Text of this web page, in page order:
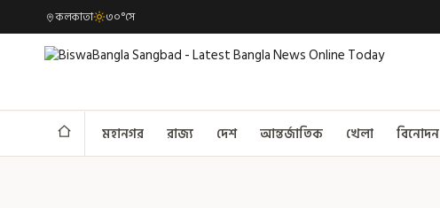
কলকাতা ৩০°সে
মহানগর রাজ্য দেশ আন্তর্জাতিক খেলা বিনোদন